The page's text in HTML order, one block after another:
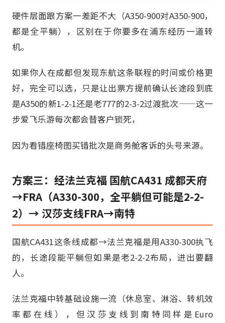
硬件层面跟方案一差距不大（A350-900对A350-900，
都是全平躺），区别在于你要多在浦东经历一道转
机。
如果你人在成都但发现东航这条联程的时间或价格更
好，完全可以选，只是让出票方提前确认长途段到底
是A350的新1-2-1还是老777的2-3-2过渡批次——这一
步爱飞乐游每次都会替客户锁死，
因为看错座椅图买错批次是商务舱客诉的头号来源。
方案三：经法兰克福 国航CA431 成都天府
→FRA（A330-300，全平躺但可能是2-2-
2）→ 汉莎支线FRA→南特
国航CA431这条线成都→法兰克福是用A330-300执飞
的，长途段能平躺但如果是老2-2-2布局，进出要翻
人。
法兰克福中转基础设施一流（休息室、淋浴、转机效
率都在线），但汉莎支线到南特同样是Euro